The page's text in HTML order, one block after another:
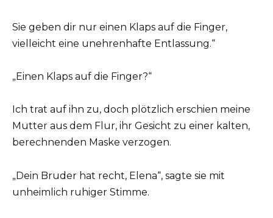
Sie geben dir nur einen Klaps auf die Finger,
vielleicht eine unehrenhafte Entlassung.“
„Einen Klaps auf die Finger?“
Ich trat auf ihn zu, doch plötzlich erschien meine
Mutter aus dem Flur, ihr Gesicht zu einer kalten,
berechnenden Maske verzogen.
„Dein Bruder hat recht, Elena“, sagte sie mit
unheimlich ruhiger Stimme.